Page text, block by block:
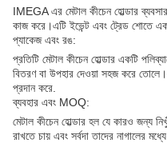
IMEGA এর মেটাল কীচেন হোল্ডার
কাজ করে।এটি ইভেন্ট এবং ট্রেড শোতে
প্যাকেজ এবং রঙ:
প্রতিটি মেটাল কীচেন হোল্ডার একটি
বিতরণ বা উপহার দেওয়া সহজ করে
প্রদান করে.
ব্যবহার এবং MOQ:
মেটাল কীচেন হোল্ডার হল যে কারও জন্য
রাখতে চায় এবং সর্বদা তাদের নাগালের